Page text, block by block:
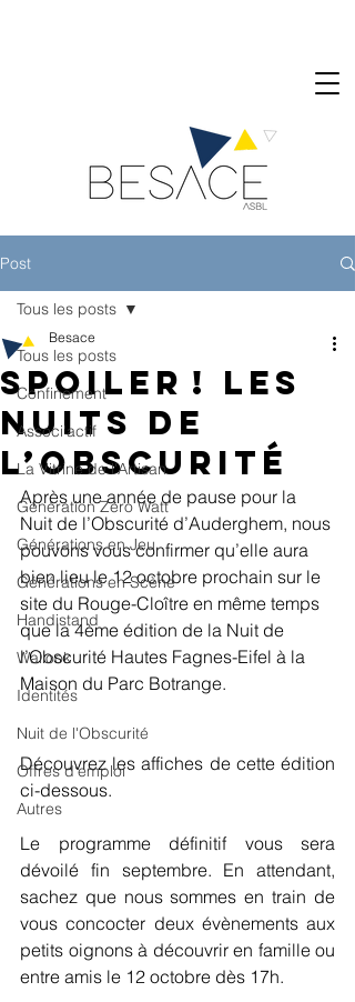
Post
Tous les posts
Confinement
Associ'actif
La Vitrine de l'Artisan
Génération Zero Watt
Générations en Jeu
Générations en Scène
Handistand
Wallook
Identités
Nuit de l'Obscurité
Offres d'emploi
Autres
Tous les posts
Spoiler ! Les
Nuits de
l’Obscurité
Besace
Après une année de pause pour la
Nuit de l’Obscurité d’Auderghem, nous
pouvons vous confirmer qu’elle aura
bien lieu le 12 octobre prochain sur le
site du Rouge-Cloître en même temps
que la 4ème édition de la Nuit de
l’Obscurité Hautes Fagnes-Eifel à la
Maison du Parc Botrange.
Découvrez les affiches de cette édition
ci-dessous.
Le programme définitif vous sera
dévoilé fin septembre. En attendant,
sachez que nous sommes en train de
vous concocter deux évènements aux
petits oignons à découvrir en famille ou
entre amis le 12 octobre dès 17h.